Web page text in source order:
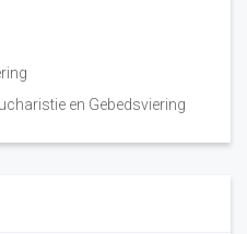
en Gebedsviering